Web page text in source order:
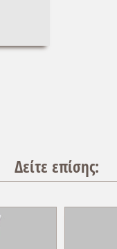
Δείτε επίσης: